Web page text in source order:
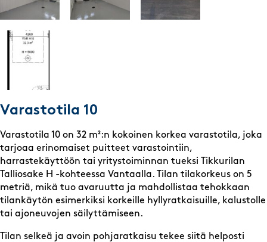
Varastotila 10
Varastotila 10 on 32 m²:n kokoinen korkea varastotila, joka
tarjoaa erinomaiset puitteet varastointiin,
harrastekäyttöön tai yritystoiminnan tueksi Tikkurilan
Talliosake H -kohteessa Vantaalla. Tilan tilakorkeus on 5
metriä, mikä tuo avaruutta ja mahdollistaa tehokkaan
tilankäytön esimerkiksi korkeille hyllyratkaisuille, kalustolle
tai ajoneuvojen säilyttämiseen.
Tilan selkeä ja avoin pohjaratkaisu tekee siitä helposti